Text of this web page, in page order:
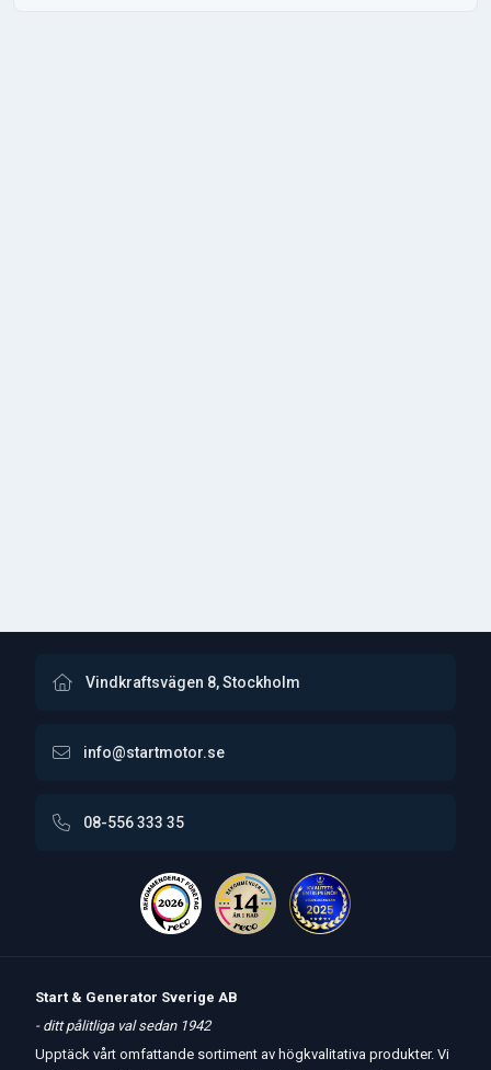
Vindkraftsvägen 8, Stockholm
info@startmotor.se
08-556 333 35
Start & Generator Sverige AB
- ditt pålitliga val sedan 1942
Upptäck vårt omfattande sortiment av högkvalitativa produkter. Vi